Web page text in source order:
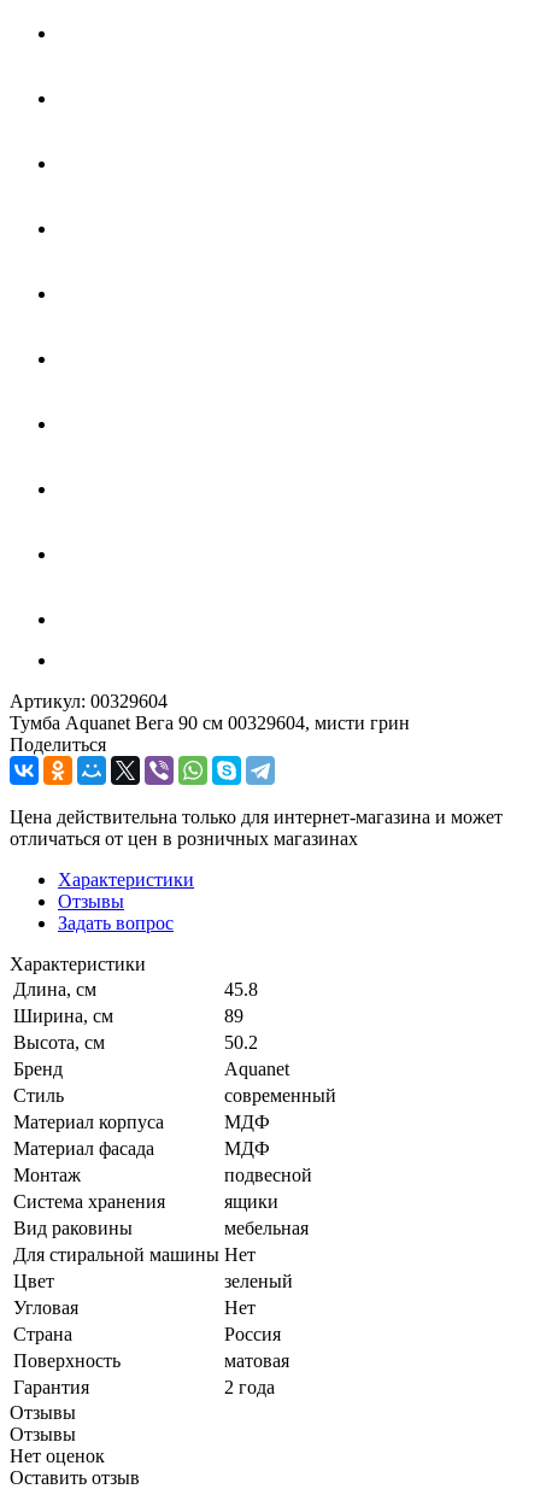
Артикул: 00329604
Тумба Aquanet Вега 90 см 00329604, мисти грин
Поделиться
Цена действительна только для интернет-магазина и может
отличаться от цен в розничных магазинах
Характеристики
Отзывы
Задать вопрос
Характеристики
Длина, см
45.8
Ширина, см
89
Высота, см
50.2
Бренд
Aquanet
Стиль
современный
Материал корпуса
МДФ
Материал фасада
МДФ
Монтаж
подвесной
Система хранения
ящики
Вид раковины
мебельная
Для стиральной машины Нет
Цвет
зеленый
Угловая
Нет
Страна
Россия
Поверхность
матовая
Гарантия
2 года
Отзывы
Отзывы
Нет оценок
Оставить отзыв